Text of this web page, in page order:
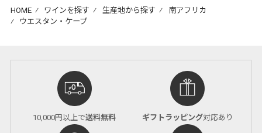
HOME ⁄ ワインを探す ⁄ 生産地から探す ⁄ 南アフリカ
⁄ ウエスタン・ケープ
10,000円以上で送料無料 ギフトラッピング対応あり